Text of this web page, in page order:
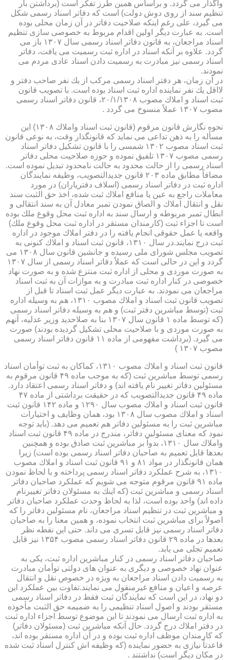
واگذار می گردد. و براساس همین طرز تفكر است (برداشتن بار
تنظیم سند از روی دوش دولت) است كه دفاتر اسناد رسمی شكل
می گیرد، علی رغم اینكه صلاحیت دفاتر در آن زمان محلی بوده
است. به عبارت دیگر اولین اقدام مربوط به خصوصی سازی تنظیم
اسناد مراجعان، به قانون دفاتر اسناد رسمی سال ۱۳۰۷ باز می
گردد. علاوه بر آنكه اسناد در اداره ثبت رسمیت می یافت، دفاتر
اسناد رسمی نیز مبادرت به رسمیت دادن اسناد عادی مردم می
نمودند.
در آن زمان، هر دفتر اسناد رسمی مركب از یك نفر صاحب دفتر و
لااقل یك نفر نماینده اداره ثبت اسناد بوده است. با تصویب قانون
ثبت اسناد و املاك مصوب ۲۰/۱/۱۳۰۸، قانون دفاتر اسناد رسمی
مصوب ۱۳۰۷ عملاً منسوخ می گردد .
نحوه نگارش قانون مرقوم (قانون ثبت اسناد واملاك ۱۳۰۸) این
مسأله را به ذهن تداعی می نماید كه قانونگذار وقت، به نوعی قانون
ثبت اسناد مصوب ۱۳۰۲ شمسی را با قانون تشكیل دفاتر اسناد
رسمی مصوب ۱۳۰۷ تلفیق نموده و حوزه صلاحیت محلی دفاتر
اسناد رسمی را از حالت محدود به حالت نامحدود تبدیل نموده است.
مضافاً مطابق ماده ۲۰۳ قانون جدیدالتصویب، وظیفه نمایندگان
اداره ثبت در دفاتر اسناد رسمی (اسلاف دفتریاران) در مورد
معاملات راجع به عین یا منافع املاك ثبت شده، اخذ حق الثبت سند
نقل و انتقال املاك و الصاق نمودن تمبر معادل آن به سند انتقالی و
ابطال تمبر مربوطه و ارسال سند به اداره ثبت محل وقوع ملك بوده
است تا اجزاء ثبت (كارمندان مستقر در اداره ثبت محل وقوع ملك)
واقعه یا عمل حقوقی انجام یافته را در دفتر املاك موجود در اداره
ثبت درج نمایند.در سال ۱۳۱۰، قانون ثبت اسناد و املاك كنونی به
تصویب مجلس شورای ملی رسیده و جانشین قانون سال ۱۳۰۸ می
گردد و این در حالی است كه عملاً دفاتر اسناد رسمی از سال ۱۳۰۷
به صورت موردی و محلی از اداره ثبت منتزع شده و به صورت نهاد
خصوصی در كنار اداره ثبت مبادرت و به موازات آن به ثبت اسناد
مراجعان می نمودند. به عبارت دیگر عمل ثبت اسناد تا قبل از
تصویب قانون ثبت اسناد و املاك مصوب ۱۳۱۰، هم به وسیله اداره
ثبت (توسط مباشرین دفتر ثبت) و هم به وسیله دفاتر اسناد رسمی
(كه توسط ماده ۱ قانون سال ۱۳۰۷ بنا به صلاحدید وزیر عدلیه، آنهم
به صورت موردی و با صلاحیت محلی تشكیل گردیده بودند) صورت
می گیرد. (برداشت مفهومی از ماده ۱۱ قانون دفاتر اسناد رسمی
مصوب ۱۳۰۷ )
قانون ثبت اسناد و املاك مصوب ۱۳۱۰، كماكان به ثبت توأمان اسناد
رسمی توسط مباشرین ثبت (كه به موجب ماده ۴۹ قانون مرقوم به
مسئولین دفاتر تغییر نام یافته اند) و دفاتر اسناد رسمی اعتقاد دارد.
ماده ۴۹ قانون جدیدالتصویب كه در حقیقت برداشتی از ماده ۴۷
قانون ثبت اسناد و املاك مصوب سال ۱۲۹۰ و ماده ۱۴۲ قانون ثبت
اسناد و املاك مصوب سال ۱۳۰۸ بود، همان وظایف و اختیارات
مباشرین ثبت را به مسئولین دفاتر هم تعمیم می دهد. (باید توجه
نمود كه معنای مسئولین دفاتر، مندرج در ماده ۴۹ قانون ثبت اسناد
واملاك سال ۱۳۱۰، بدواً بر مباشرین ثبت صادق بوده و همچنین
بعدها قابل تعمیم به صاحبان دفاتر اسناد رسمی بوده است) زیرا
همان قانونگذار در مواد ۸۱ و ۹۱ قانون ثبت اسناد و املاك مصوب
۱۳۱۰، به شرح عملكرد دفاتر اسناد رسمی پرداخته و با لحاظ نمودن
ماده ۹۱ قانون مرقوم متوجه می شویم كه عملكرد صاحبان دفاتر
اسناد رسمی و مباشرین ثبت (كه اینك به مسئولان دفاتر تغییرنام
داده اند) واحد بوده است، لذا به لحاظ وحدت عملكرد صاحبان دفاتر
و مباشرین ثبت در تنظیم اسناد مراجعان، نام مسئولین دفاتر را كه
اصولاً برای مباشرین ثبت انتخاب نموده، و همین معنا را به صاحبان
دفاتر اسناد رسمی نیز قابل تسری می داند. حتی این نقطه نظر
بعدها در ماده ۲۹ قانون دفاتر اسناد رسمی مصوب ۱۳۵۴ نیز قابل
تعمیم تجلی می یابد.
صاحبان دفاتر اسناد رسمی در كنار مباشرین اداره ثبت، یكی به
عنوان نهاد خصوصی و دیگری به عنوان های دولتی توأمان مبادرت
به رسمیت دادن اسناد مراجعان به ویژه در خصوص نقل و انتقال
عرصه و اعیان و منافع غیرمنقول می نمایند.تفاوت بین عملكرد این
دو نهاد، در این است كه نمایندگان ثبت فقط در دفاتر اسناد رسمی
مستقر بودند و اصول اسناد تنظیمی را به ضمیمه حق الثبت مأخوذه
به اداره ثبت ارسال می نمودند تا این موضوع توسط اجزاء اداره ثبت
در دفتر املاك درج گردد. حال آنكه مباشرین ثبت (مسئولان دفاتر)
كه كارمندان موظف اداره ثبت بوده و در آن اداره مستقر بوده اند،
قاعدتاً نیازی به حضور نماینده (كه وظیفه اش كنترل اسناد ثبت شده
در مكان دیگر است) نداشتند .